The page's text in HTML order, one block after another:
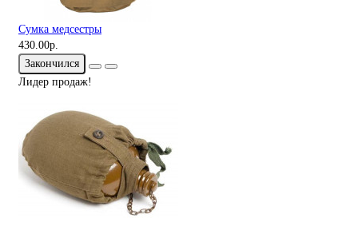
Сумка медсестры
430.00р.
Закончился
Лидер продаж!